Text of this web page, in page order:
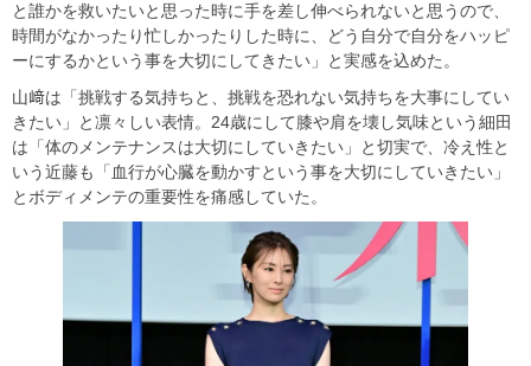
と誰かを救いたいと思った時に手を差し伸べられないと思うので、
時間がなかったり忙しかったりした時に、どう自分で自分をハッピ
ーにするかという事を大切にしてきたい」と実感を込めた。
山﨑は「挑戦する気持ちと、挑戦を恐れない気持ちを大事にしてい
きたい」と凛々しい表情。24歳にして膝や肩を壊し気味という細田
は「体のメンテナンスは大切にしていきたい」と切実で、冷え性と
いう近藤も「血行が心臓を動かすという事を大切にしていきたい」
とボディメンテの重要性を痛感していた。